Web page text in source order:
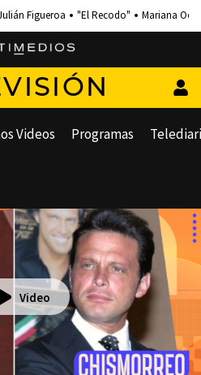
Figueroa "El Recodo" Mariana
Videos Programas
Video